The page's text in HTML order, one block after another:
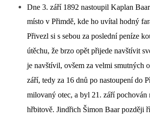
Dne 3. září 1892 nastoupil Kaplan
místo v Přimdě, kde ho uvítal hodný
Přivezl si s sebou za poslední peníze
útěchu, že brzo opět přijede navštívit
je navštívil, ovšem za velmi smutných
září, tedy za 16 dnů po nastoupení do
milovaný otec, a byl 21. září pochován
hřbitově. Jindřich Šimon Baar později